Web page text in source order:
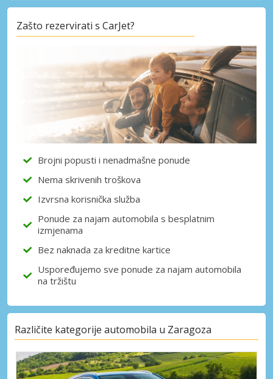
Zašto rezervirati s CarJet?
Brojni popusti i nenadmašne ponude
Nema skrivenih troškova
Izvrsna korisnička služba
Ponude za najam automobila s besplatnim
izmjenama
Bez naknada za kreditne kartice
Uspoređujemo sve ponude za najam automobila
na tržištu
Različite kategorije automobila u Zaragoza